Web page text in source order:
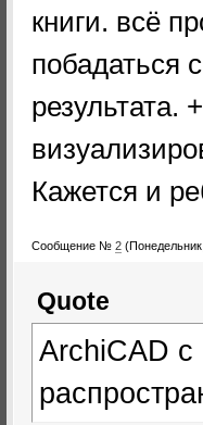
книги. всё
побадаться
результата.
Кажется и
Сообщение № 2
Quote
ArchiCAD